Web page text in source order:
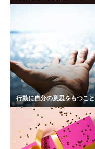
行動に自分の意思をもつこと